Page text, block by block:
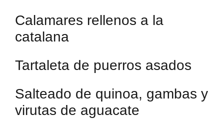
Calamares rellenos a la
catalana
Tartaleta de puerros asados
Salteado de quinoa, gambas y
virutas de aguacate